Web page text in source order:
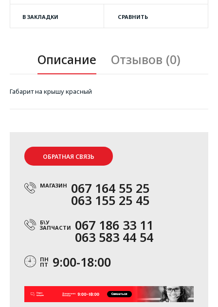
В ЗАКЛАДКИ СРАВНИТЬ
Описание Отзывов (0)
Габарит на крышу красный
ОБРАТНАЯ СВЯЗЬ
МАГАЗИН 067 164 55 25
063 155 25 45
Б\У
ЗАПЧАСТИ 067 186 33 11
063 583 44 54
ПН
ПТ 9:00-18:00